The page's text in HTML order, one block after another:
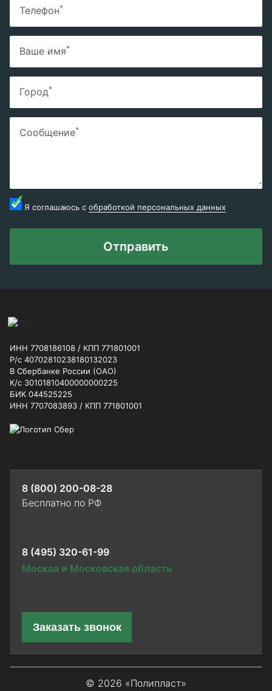
Телефон*
Ваше имя*
Город*
Сообщение*
Я соглашаюсь с обработкой персональных данных
Отправить
ИНН 7708186108 / КПП 771801001
Р/с 40702810238180132023
В Сбербанке России (ОАО)
К/с 30101810400000000225
БИК 044525225
ИНН 7707083893 / КПП 771801001
8 (800) 200-08-28
Бесплатно по РФ
8 (495) 320-61-99
Москва и Московская область
Заказать звонок
© 2026 «Полипласт»